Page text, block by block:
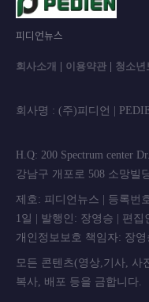
피디언뉴스
회사소개 이용약관 청소년
회사명 : (주)
H.Q: 200 Spectrum center
강남구 개포로 508 소망빌
제호: 피디언뉴스 | 등록번
1일 | 발행인: 장영승 | 편집
개인정보보호 책임자: 장영
모든 콘텐츠(영상,기사, 사
복사, 배